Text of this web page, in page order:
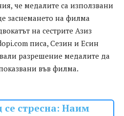
че медалите са използвани
заснемането на филма
на сестрите Азиз
писа, Сезин и Есин
разрешение медалите да
във филма.
стресна: Наим